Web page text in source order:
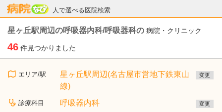
人で選べる医院検索
病院なび
星ヶ丘駅周辺の呼吸器内科/呼吸器科の 病院・クリニック
46 件見つかりました
エリア/駅
星ヶ丘駅周辺(名古屋市営地下鉄東山
線)
変更
診療科目 呼吸器内科 変更